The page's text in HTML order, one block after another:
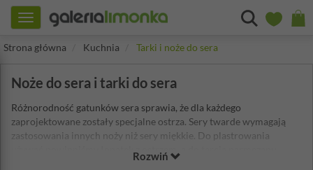
Toggle
navigation
Strona główna
Kuchnia Tarki i noże do sera
Noże do sera i tarki do sera
Różnorodność gatunków sera sprawia, że dla każdego
zaprojektowane zostały specjalne ostrza. Sery twarde wymagają
zastosowania innych noży niż sery miękkie. Do plastrowania
najlepiej użyć młynka lub tarki. Do serwowania serów podczas
Rozwiń